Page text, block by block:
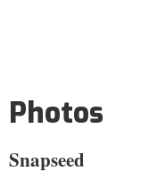
Photos
Snapseed